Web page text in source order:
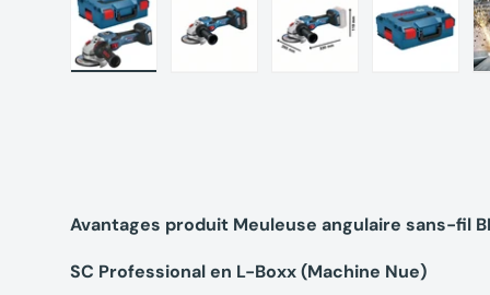
Avantages produit Meuleuse angulaire sans-fil
SC Professional en L-Boxx (Machine Nue)